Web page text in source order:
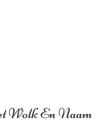
Wolk En Naam